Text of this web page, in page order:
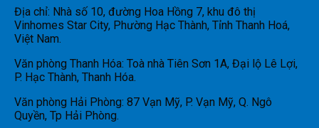
Địa chỉ: Nhà số 10, đường Hoa Hồng 7, khu đô thị
Vinhomes Star City, Phường Hạc Thành, Tỉnh Thanh Hoá,
Việt Nam.
Văn phòng Thanh Hóa: Toà nhà Tiên Sơn 1A, Đại lộ Lê Lợi,
P. Hạc Thành, Thanh Hóa.
Văn phòng Hải Phòng: 87 Vạn Mỹ, P. Vạn Mỹ, Q. Ngô
Quyền, Tp Hải Phòng.